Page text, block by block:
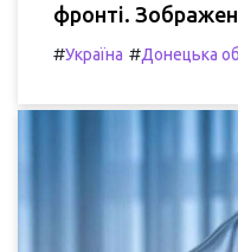
фронті.
#Україна #Донецька